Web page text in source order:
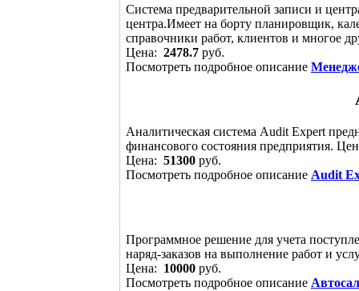
Система предварительной записи и
центра.Имеет на борту планировщик,
справочники работ, клиентов и многое
Цена: 2478.7 руб.
Посмотреть подробное описание
Аналитическая система Audit Expеrt
финансового состояния предприятия.
Цена: 51300 руб.
Посмотреть подробное описание Audit
Программное решение для учета
наряд-заказов на выполнение работ и
Цена: 10000 руб.
Посмотреть подробное описание